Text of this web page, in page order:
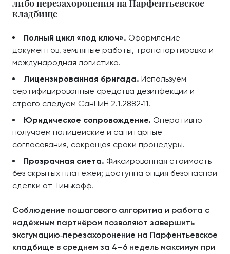
либо перезахоронения на Парфентьевское
кладбище
Полный цикл «под ключ». Оформление
документов, земляные работы, транспортировка и
международная логистика.
Лицензированная бригада. Используем
сертифицированные средства дезинфекции и
строго следуем СанПиН 2.1.2882‑11.
Юридическое сопровождение. Оперативно
получаем полицейские и санитарные
согласования, сокращая сроки процедуры.
Прозрачная смета. Фиксированная стоимость
без скрытых платежей; доступна опция безопасной
сделки от Тинькофф.
Соблюдение пошагового алгоритма и работа с
надёжным партнёром позволяют завершить
эксгумацию‑перезахоронение на Парфентьевское
кладбище в среднем за 4–6 недель максимум при